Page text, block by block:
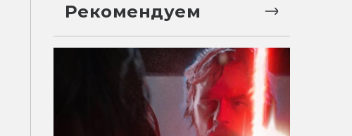
Рекомендуем